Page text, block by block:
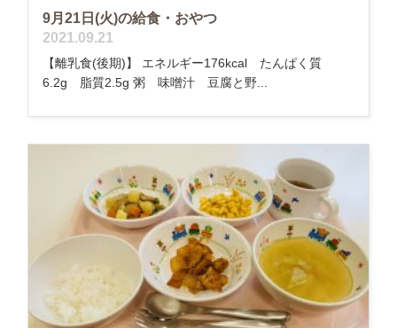
9月21日(火)の給食・おやつ
2021.09.21
【離乳食(後期)】 エネルギー176kcal たんぱく質
6.2g 脂質2.5g 粥 味噌汁 豆腐と野...